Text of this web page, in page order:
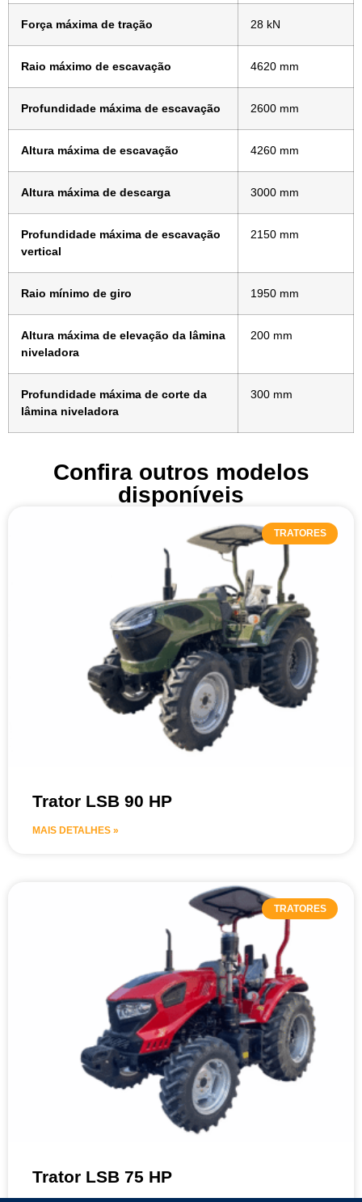
Força máxima de tração 28 kN
Raio máximo de escavação 4620 mm
Profundidade máxima de escavação 2600 mm
Altura máxima de escavação 4260 mm
Altura máxima de descarga 3000 mm
Profundidade máxima de escavação
vertical
2150 mm
Raio mínimo de giro 1950 mm
Altura máxima de elevação da lâmina
niveladora
200 mm
Profundidade máxima de corte da
lâmina niveladora
300 mm
Confira outros modelos
disponíveis
TRATORES
Trator LSB 90 HP
MAIS DETALHES »
TRATORES
Trator LSB 75 HP